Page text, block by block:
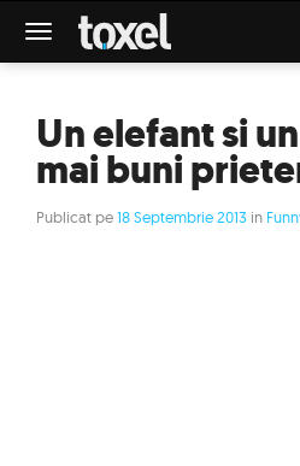
Meniu
Un elefant si
mai buni
Publicat pe18 Septembrie 2013 in